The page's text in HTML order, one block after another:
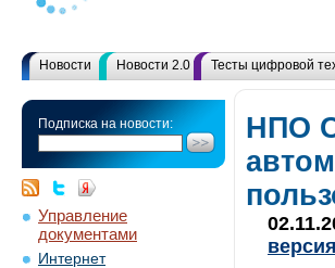
Новости Новости 2.0 Тесты цифровой
Подписка на новости:
Управление
документами
Интернет
НПО